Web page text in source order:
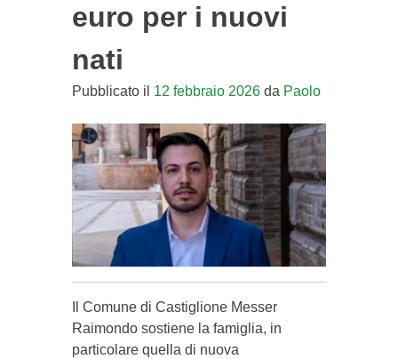
euro per i nuovi
nati
Pubblicato il 12 febbraio 2026da Paolo
Il Comune di Castiglione Messer
Raimondo sostiene la famiglia, in
particolare quella di nuova